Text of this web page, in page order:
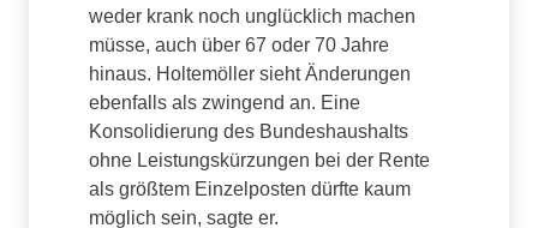
weder krank noch unglücklich machen
müsse, auch über 67 oder 70 Jahre
hinaus. Holtemöller sieht Änderungen
ebenfalls als zwingend an. Eine
Konsolidierung des Bundeshaushalts
ohne Leistungskürzungen bei der Rente
als größtem Einzelposten dürfte kaum
möglich sein, sagte er.